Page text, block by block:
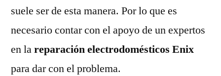
suele ser de esta manera. Por lo que es
necesario contar con el apoyo de un expertos
en lareparación electrodomésticos Enix
para dar con el problema.